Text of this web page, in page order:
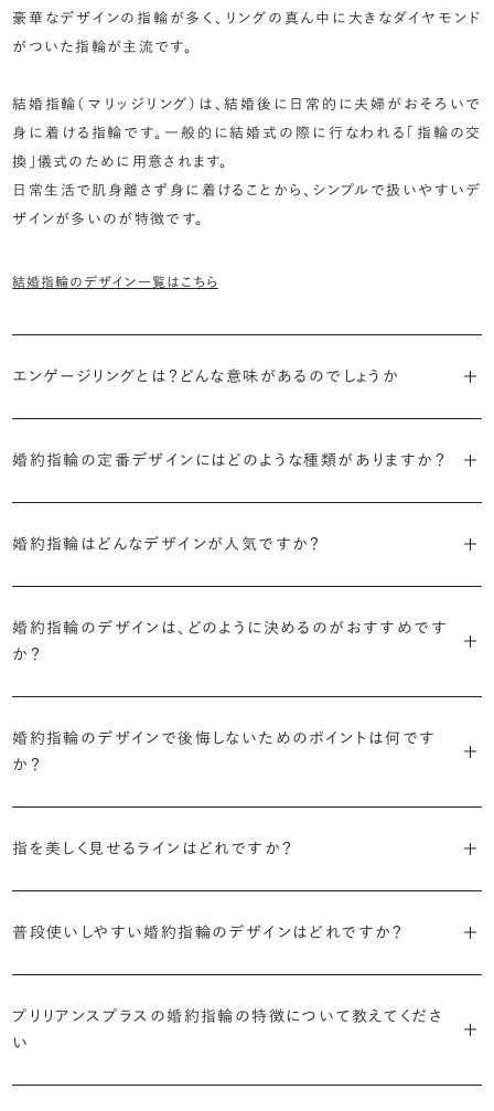
豪華なデザインの指輪が多く、リングの真ん中に大きなダイヤモンド
がついた指輪が主流です。
結婚指輪（マリッジリング）は、結婚後に日常的に夫婦がおそろいで
身に着ける指輪です。一般的に結婚式の際に行なわれる「指輪の交
換」儀式のために用意されます。
日常生活で肌身離さず身に着けることから、シンプルで扱いやすいデ
ザインが多いのが特徴です。
結婚指輪のデザイン一覧はこちら
エンゲージリングとは？どんな意味があるのでしょうか
リング」は婚約指輪の別名です。
Ring（エンゲージメントリング）と呼ばれます。
婚約指輪の定番デザインにはどのような種類がありますか？
リリアンスプラスでも不動の人気を誇ります。
えたデザイン。愛らしい雰囲気が楽しめます。
るという点でも人気があります。
ン。手元にしっかりと存在感を添えてくれます。
華やかなデザインをお好みの方から非常に人気です。
婚約指輪はどんなデザインが人気ですか？
に留めた王道のデザイン「ソリティア」です。
婚約指輪のデザインは、どのように決めるのがおすすめです
か？
す。
絞り、次にアームのフォルム（ストレート／ウェーブ／V字）と素材（プ
・年齢を重ねても似合うリングを目指す
・着用シーンを想像して選ぶ
日常的に身に着けたいのか、お出かけの時だけ身に着けたいのか
婚約指輪のデザインで後悔しないためのポイントは何です
か？
は実物を指に着けて見え方を確かめることです。
までじっくりと試着していただけます。
ショールームで婚約指輪を試着する
指を美しく見せるラインはどれですか？
見えやすいと言われています。
てきます。ぜひ、所要時間30秒のブリリアンスプラスオリジナル診断を
活用して、ご自身にぴったりのラインを探してみてください。
普段使いしやすい婚約指輪のデザインはどれですか？
なります。ブリリアンスプラスでは、普段の生活の中でも婚約指輪を楽
しく身に着けていただけるよう、全てのデザインが高さを抑えて作られ
プリリアンスプラスの婚約指輪の特徴について教えてくださ
い